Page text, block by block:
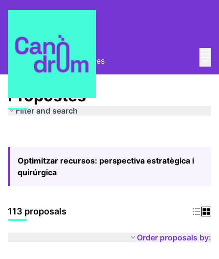
Pla Estratègic Propostes
Propostes
Filter and search
Optimitzar recursos: perspectiva estratègica i
quirúrgica
113 proposals
Order proposals by: